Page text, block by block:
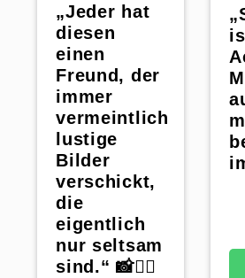
„Jeder hat
diesen
einen
Freund, der
immer
vermeintlich
lustige
Bilder
verschickt,
die
eigentlich
nur seltsam
sind.“ 📸🤷‍♀️